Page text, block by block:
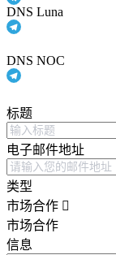
DNS Luna
DNS NOC
标题
电子邮件地址
类型
市场合作
市场合作
信息